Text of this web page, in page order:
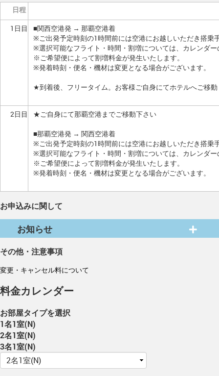
日程
1日目
■関西空港発 → 那覇空港着
※ご出発予定時刻の1時間前には空港にお越しいただき搭乗
※選択可能なフライト・時間・割増については、カレンダ
※ご希望便によって割増料金が発生いたします。
※発着時刻・便名・機材は変更となる場合がございます。
★到着後、フリータイム。お客様ご自身にてホテルへご移
2日目 ★ご自身にて那覇空港までご移動下さい
■那覇空港発 → 関西空港着
※ご出発予定時刻の1時間前には空港にお越しいただき搭乗
※選択可能なフライト・時間・割増については、カレンダ
※ご希望便によって割増料金が発生いたします。
※発着時刻・便名・機材は変更となる場合がございます。
お申込みに関して
お知らせ
その他・注意事項
変更・キャンセル料について
料金カレンダー
お部屋タイプを選択
1名1室(N)
2名1室(N)
3名1室(N)